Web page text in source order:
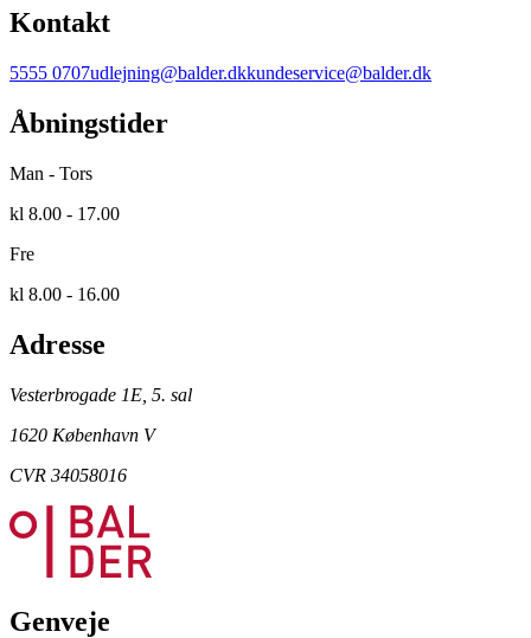
Kontakt
5555 0707udlejning@balder.dkkundeservice@balder.dk
Åbningstider
Man - Tors
kl 8.00 - 17.00
Fre
kl 8.00 - 16.00
Adresse
Vesterbrogade 1E, 5. sal
1620 København V
CVR 34058016
Genveje